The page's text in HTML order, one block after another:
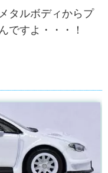
タルボディからプ
ですよ・・・！